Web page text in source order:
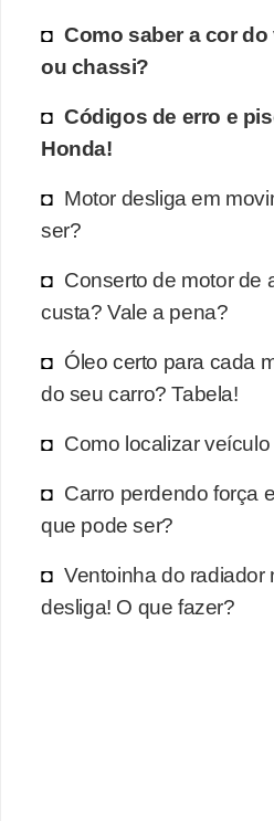
Como saber a cor
ou chassi?
Códigos de erro e
Honda!
Motor desliga em
ser?
Conserto de motor de
custa? Vale a pena?
Óleo certo para cada
do seu carro? Tabela!
Como localizar
Carro perdendo força
que pode ser?
Ventoinha do radiador
desliga! O que fazer?
C
o
m
p
a
c
a
o
D
i
c